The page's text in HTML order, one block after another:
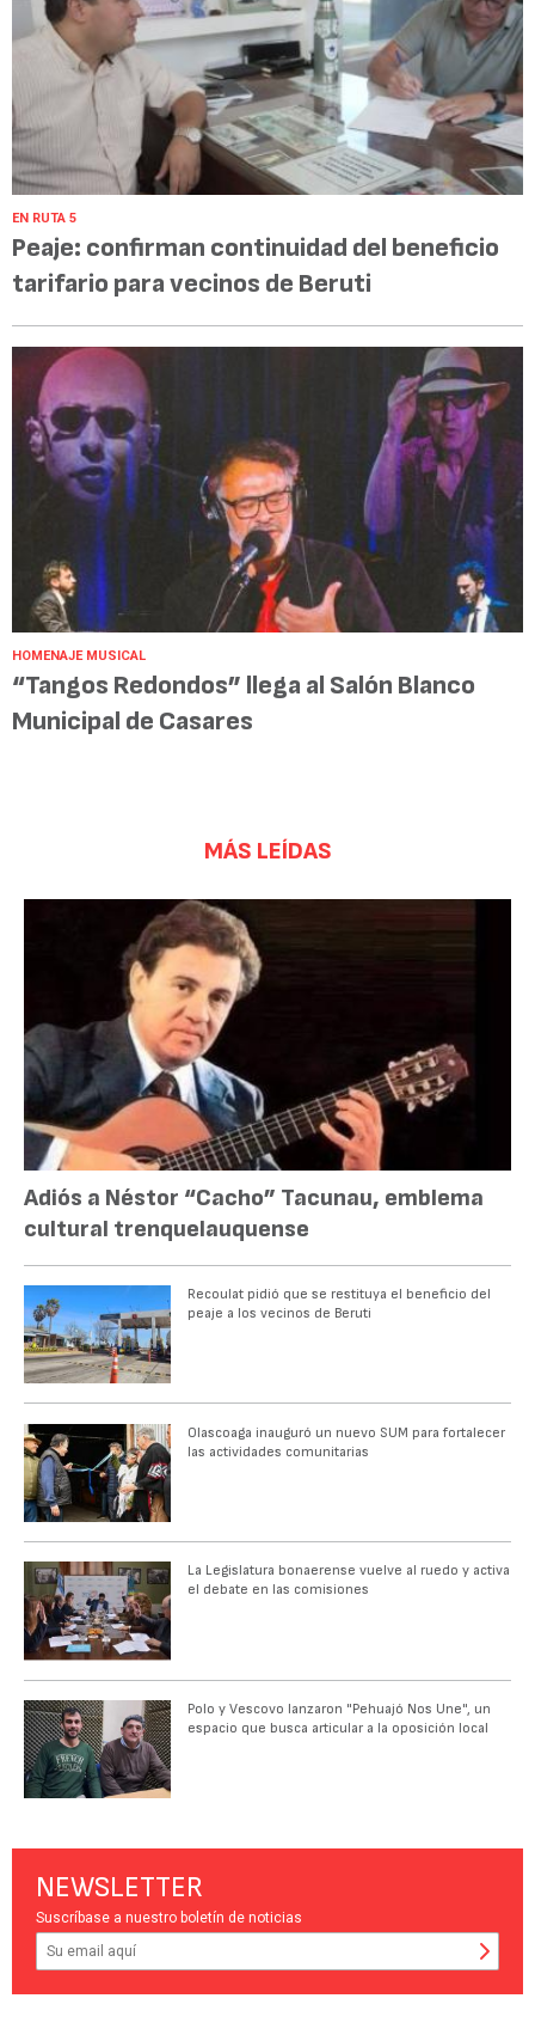
EN RUTA 5
Peaje: confirman continuidad del beneficio
tarifario para vecinos de Beruti
HOMENAJE MUSICAL
“Tangos Redondos” llega al Salón Blanco
Municipal de Casares
MÁS LEÍDAS
Adiós a Néstor “Cacho” Tacunau, emblema
cultural trenquelauquense
Recoulat pidió que se restituya el beneficio del
peaje a los vecinos de Beruti
Olascoaga inauguró un nuevo SUM para fortalecer
las actividades comunitarias
La Legislatura bonaerense vuelve al ruedo y activa
el debate en las comisiones
Polo y Vescovo lanzaron "Pehuajó Nos Une", un
espacio que busca articular a la oposición local
NEWSLETTER
Suscríbase a nuestro boletín de noticias